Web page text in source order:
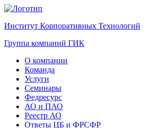
Институт Корпоративных Технологий
Группа компаний ГИК
О компании
Команда
Услуги
Семинары
Федресурс
АО и ПАО
Реестр АО
Ответы ЦБ и ФРСФР